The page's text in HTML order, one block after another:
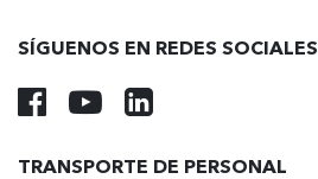
SÍGUENOS EN REDES SOCIALES
TRANSPORTE DE PERSONAL